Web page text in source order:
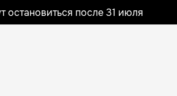
после 31 июля